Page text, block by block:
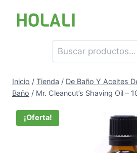
Buscar
por:
Inicio / Tienda / De Baño Y Aceites
Baño / Mr. Cleancut’s Shaving Oil –
¡Oferta!